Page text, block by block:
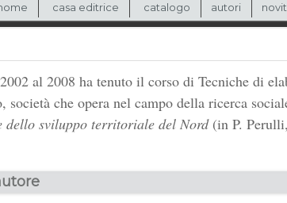
casa editrice catalogo autori
al 2008 ha tenuto il corso di Tecniche di
società che opera nel campo della ricerca
dello sviluppo territoriale del Nord(in P.